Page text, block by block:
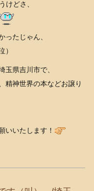
けどさ、
ったじゃん、
）
玉県吉川市で、
精神世界の本などお譲り
いいたします！